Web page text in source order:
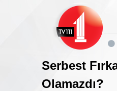
Serbest
Olamazdı?